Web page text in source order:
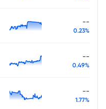
--
0.23%
--
0.49%
--
1.77%